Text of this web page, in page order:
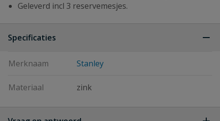
Geleverd incl 3 reservemesjes.
Specificaties
Merknaam Stanley
Materiaal zink